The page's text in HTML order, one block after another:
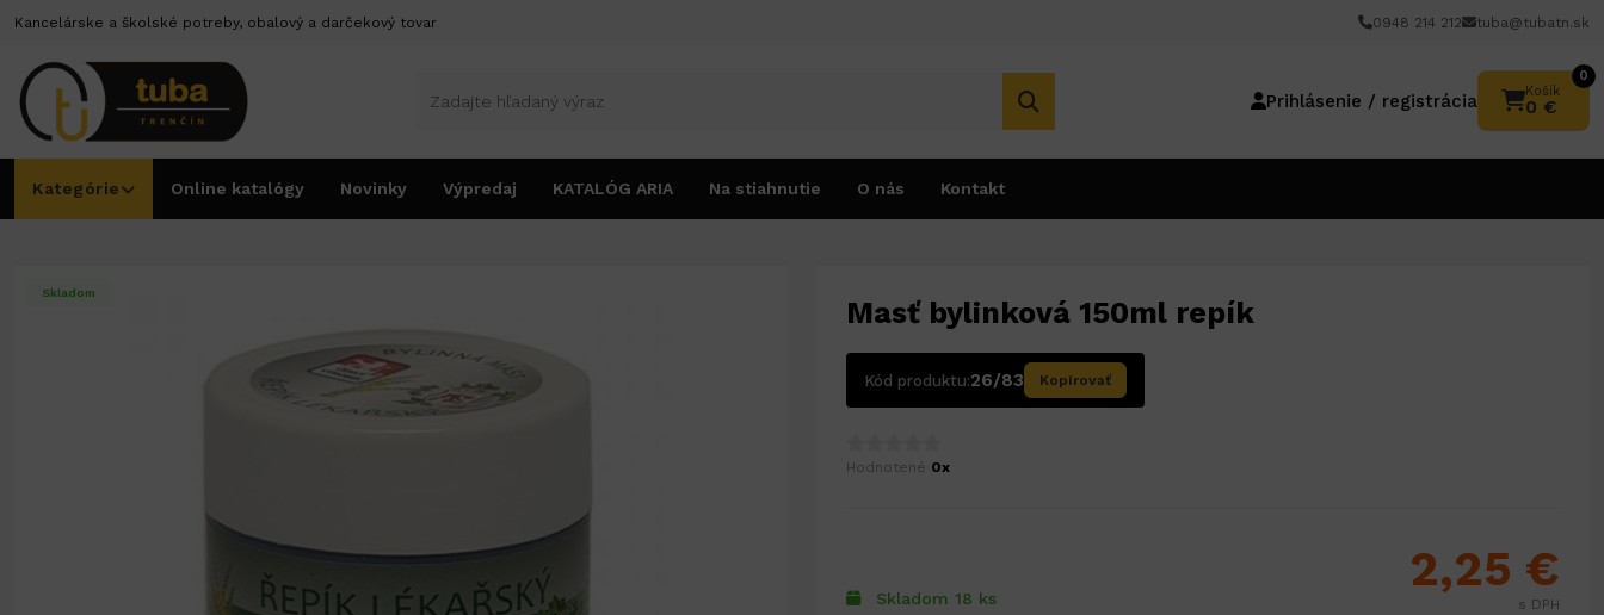
Kancelárske a školské potreby, obalový a darčekový tovar 0948 214 212 tuba@tubatn.sk
Prihlásenie / registrácia Košík
0
0 €
Kategórie Online katalógy Novinky Výpredaj KATALÓG ARIA Na stiahnutie O nás Kontakt
Kozmetika Krémy a bylinné maste Masť bylinková 150ml repík
Skladom
Masť bylinková 150ml repík
Kód produktu:26/83 Kopírovať
Hodnotené 0x
Skladom 18 ks
2,25 €
s DPH